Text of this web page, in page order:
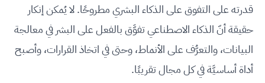
قدرته على التفوق على الذكاء البشري مطروحًا. لا يُمكن إنكار
حقيقة أنّ الذكاء الاصطناعي تفوَّق بالفعل على البشر في معالجة
البيانات، والتعرُّف على الأنماط، وحتى في اتخاذ القرارات، وأصبح
أداة أساسيَّة في كل مجال تقريبًا.